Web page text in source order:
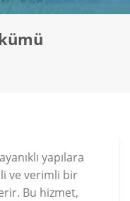
yapılara
ve verimli bir
Bu hizmet,